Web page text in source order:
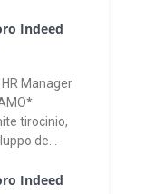
Indeed
HR Manager
tirocinio,
de...
Indeed